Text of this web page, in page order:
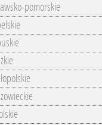
pomorskie